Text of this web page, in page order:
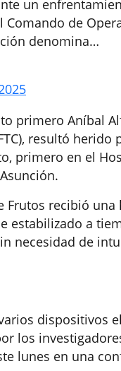
un
de
denomina…
primero Aníbal
resultó
primero en el
recibió una
estabilizado a
necesidad de
dispositivos
los
lunes en una